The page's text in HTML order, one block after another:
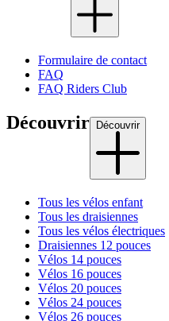
Formulaire de contact
FAQ
FAQ Riders Club
Découvrir Découvrir
Tous les vélos enfant
Tous les draisiennes
Tous les vélos électriques
Draisiennes 12 pouces
Vélos 14 pouces
Vélos 16 pouces
Vélos 20 pouces
Vélos 24 pouces
Vélos 26 pouces